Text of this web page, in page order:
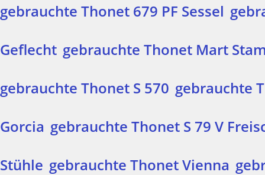
gebrauchte Thonet 679 PF Sessel
Geflecht gebrauchte Thonet Mart
gebrauchte Thonet S 570 gebrauchte
Gorcia gebrauchte Thonet S 79 V
Stühle gebrauchte Thonet Vienna